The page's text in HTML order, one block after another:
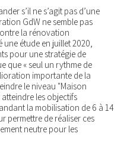
s’il ne s’agit pas d’une
GdW ne semble pas
la rénovation
étude en juillet 2020,
pour une stratégie de
que « seul un rythme de
importante de la
le niveau "Maison
les objectifs
la mobilisation de 6 à 14
permettre de réaliser ces
neutre pour les